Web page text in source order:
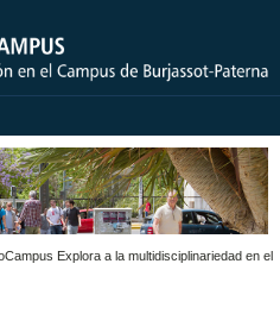
Explora a la multidisciplinariedad en el